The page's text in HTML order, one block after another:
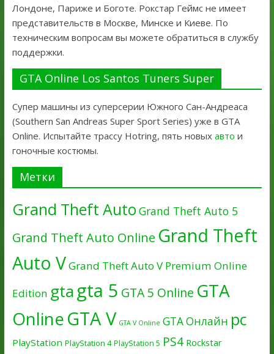
Лондоне, Париже и Боготе. Рокстар Геймс не имеет
представительств в Москве, Минске и Киеве. По
техническим вопросам вы можете обратиться в службу
поддержки.
GTA Online Los Santos Tuners Super
Супер машины из суперсерии Южного Сан-Андреаса
(Southern San Andreas Super Sport Series) уже в GTA
Online. Испытайте трассу Hotring, пять новых авто и
гоночные костюмы.
Метки
Grand Theft Auto Grand Theft Auto 5
Grand Theft Auto Online Grand Theft
Auto VGrand Theft Auto V Premium Online
Edition gtagta 5 GTA 5 Online GTA
OnlineGTA V GTA V Online GTA Онлайн pc
PlayStation PlayStation 4 PlayStation 5 PS4 Rockstar